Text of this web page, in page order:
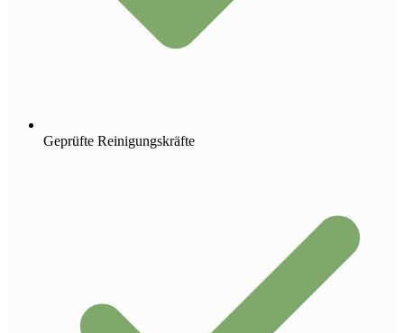
Geprüfte Reinigungskräfte